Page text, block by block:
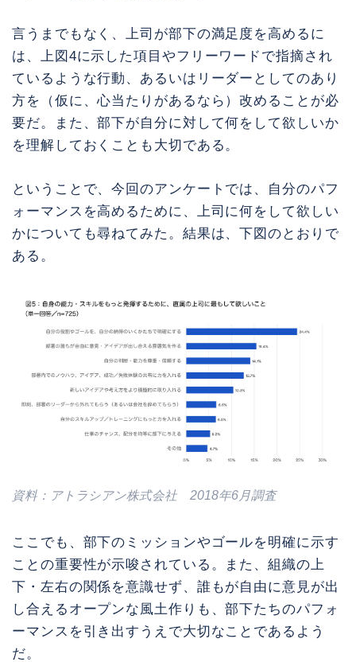
言うまでもなく、上司が部下の満足度を高めるに
は、上図4に示した項目やフリーワードで指摘され
ているような行動、あるいはリーダーとしてのあり
方を（仮に、心当たりがあるなら）改めることが必
要だ。また、部下が自分に対して何をして欲しいか
を理解しておくことも大切である。
ということで、今回のアンケートでは、自分のパフ
ォーマンスを高めるために、上司に何をして欲しい
かについても尋ねてみた。結果は、下図のとおりで
ある。
資料：アトラシアン株式会社 2018年6月調査
ここでも、部下のミッションやゴールを明確に示す
ことの重要性が示唆されている。また、組織の上
下・左右の関係を意識せず、誰もが自由に意見が出
し合えるオープンな風土作りも、部下たちのパフォ
ーマンスを引き出すうえで大切なことであるよう
だ。